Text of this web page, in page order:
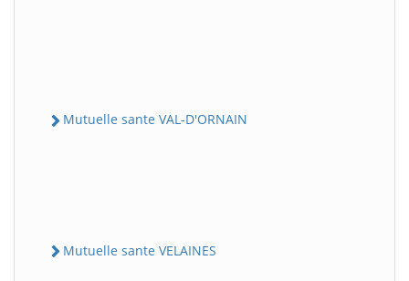
Mutuelle sante VAL-D'ORNAIN
Mutuelle sante VELAINES